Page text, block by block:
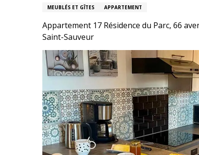
MEUBLÉS ET GÎTES APPARTEMENT
Appartement 17 Résidence du Parc, 66
Saint-Sauveur